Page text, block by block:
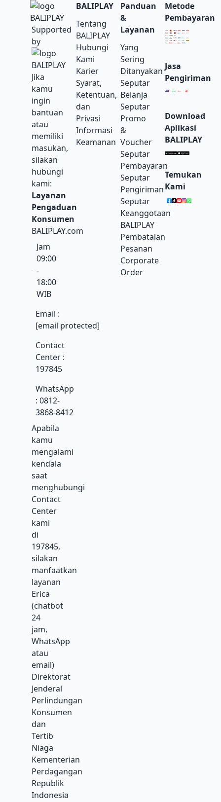
Supported
by
Jika
kamu
ingin
bantuan
atau
memiliki
masukan,
silakan
hubungi
kami:
Layanan
Pengaduan
Konsumen
BALIPLAY.com
Jam
09:00
-
18:00
WIB
Email :
[email protected]
Contact
Center :
197845
WhatsApp
: 0812-
3868-8412
Apabila
kamu
mengalami
kendala
saat
menghubungi
Contact
Center
kami
di
197845,
silakan
manfaatkan
layanan
Erica
(chatbot
24
jam,
WhatsApp
atau
email)
Direktorat
Jenderal
Perlindungan
Konsumen
dan
Tertib
Niaga
Kementerian
Perdagangan
Republik
Indonesia
BALIPLAY
Tentang
BALIPLAY
Hubungi
Kami
Karier
Syarat,
Ketentuan,
dan
Privasi
Informasi
Keamanan
Panduan
&
Layanan
Yang
Sering
Ditanyakan
Seputar
Belanja
Seputar
Promo
&
Voucher
Seputar
Pembayaran
Seputar
Pengiriman
Seputar
Keanggotaan
BALIPLAY
Pembatalan
Pesanan
Corporate
Order
Metode
Pembayaran
Jasa
Pengiriman
Download
Aplikasi
BALIPLAY
Temukan
Kami